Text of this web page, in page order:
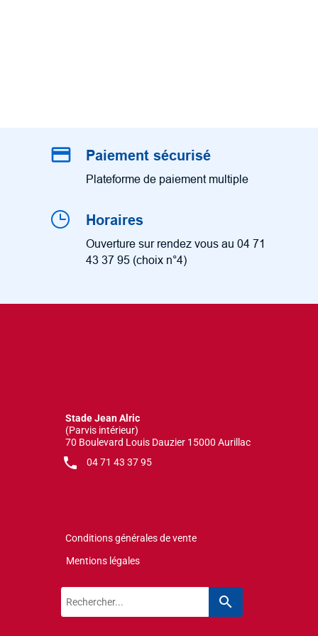
credit_card
local_phone
Stade Jean Alric
(Parvis intérieur)
70 Boulevard Louis Dauzier 15000 Aurillac
04 71 43 37 95
Paiement sécurisé
Plateforme de paiement multiple
Conditions générales de vente
Mentions légales
search
Horaires
Ouverture sur rendez vous au 04 71
43 37 95 (choix n°4)